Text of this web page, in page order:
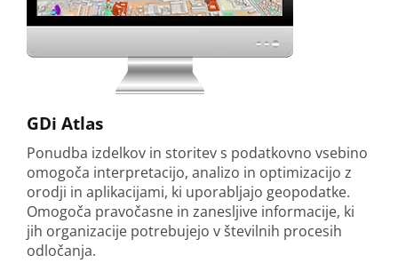
GDi Atlas
Ponudba izdelkov in storitev s podatkovno vsebino
omogoča interpretacijo, analizo in optimizacijo z
orodji in aplikacijami, ki uporabljajo geopodatke.
Omogoča pravočasne in zanesljive informacije, ki
jih organizacije potrebujejo v številnih procesih
odločanja.